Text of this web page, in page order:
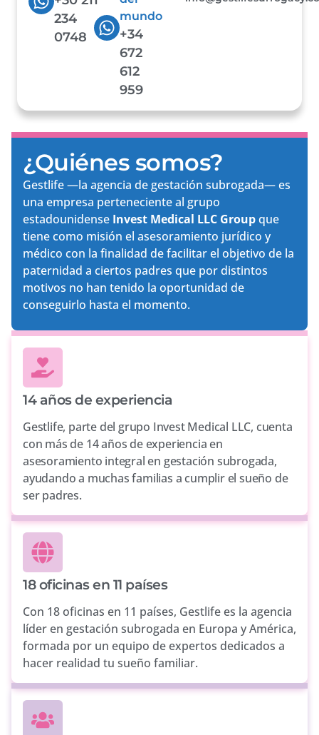
234
0748
mundo
+34
672
612
959
¿Quiénes somos?
Gestlife —la agencia de gestación subrogada— es
una empresa perteneciente al grupo
estadounidense Invest Medical LLC Groupque
tiene como misión el asesoramiento jurídico y
médico con la finalidad de facilitar el objetivo de la
paternidad a ciertos padres que por distintos
motivos no han tenido la oportunidad de
conseguirlo hasta el momento.
14 años de experiencia
Gestlife, parte del grupo Invest Medical LLC, cuenta
con más de 14 años de experiencia en
asesoramiento integral en gestación subrogada,
ayudando a muchas familias a cumplir el sueño de
ser padres.
18 oficinas en 11 países
Con 18 oficinas en 11 países, Gestlife es la agencia
líder en gestación subrogada en Europa y América,
formada por un equipo de expertos dedicados a
hacer realidad tu sueño familiar.